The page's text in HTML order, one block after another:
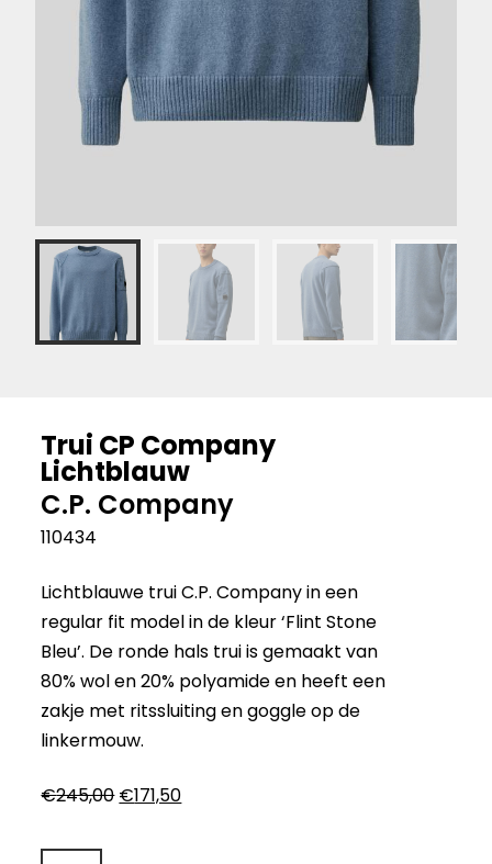
Trui CP Company
Lichtblauw
C.P. Company
110434
Lichtblauwe trui C.P. Company in een
regular fit model in de kleur ‘Flint Stone
Bleu’. De ronde hals trui is gemaakt van
80% wol en 20% polyamide en heeft een
zakje met ritssluiting en goggle op de
linkermouw.
€245,00 Oorspronkelijke
€171,50Huidige